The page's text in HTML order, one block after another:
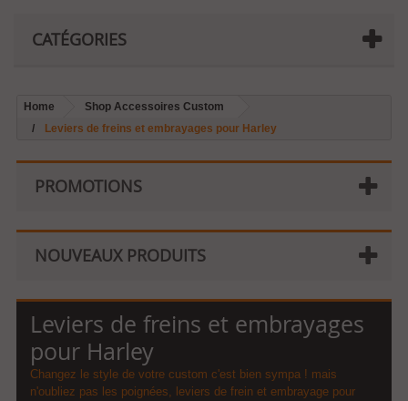
CATÉGORIES
Home
Shop Accessoires Custom
Leviers de freins et embrayages pour Harley
PROMOTIONS
NOUVEAUX PRODUITS
Leviers de freins et embrayages
pour Harley
Changez le style de votre custom c'est bien sympa ! mais
n'oubliez pas les poignées, leviers de frein et embrayage pour